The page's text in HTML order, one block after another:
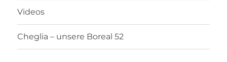
Videos
Cheglia – unsere Boreal 52